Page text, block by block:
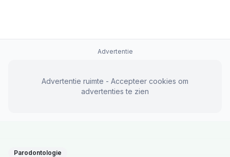
Advertentie
Advertentie ruimte - Accepteer cookies om
advertenties te zien
Parodontologie